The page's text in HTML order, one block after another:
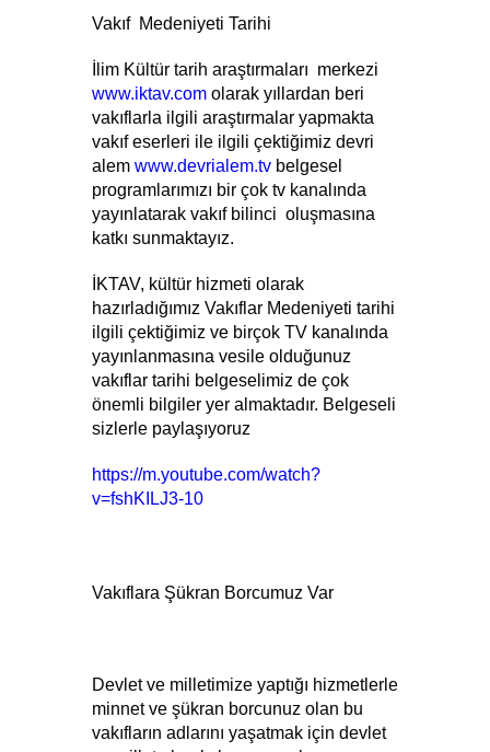
Vakıf  Medeniyeti Tarihi
www.iktav.com olarak yıllardan beri
vakıflarla ilgili araştırmalar yapmakta
vakıf eserleri ile ilgili çektiğimiz devri
alem www.devrialem.tv belgesel
programlarımızı bir çok tv kanalında
yayınlatarak vakıf bilinci  oluşmasına
katkı sunmaktayız.
İKTAV, kültür hizmeti olarak
hazırladığımız Vakıflar Medeniyeti tarihi
ilgili çektiğimiz ve birçok TV kanalında
yayınlanmasına vesile olduğunuz
vakıflar tarihi belgeselimiz de çok
önemli bilgiler yer almaktadır. Belgeseli
sizlerle paylaşıyoruz
https://m.youtube.com/watch?
v=fshKILJ3-10
Vakıflara Şükran Borcumuz Var
Devlet ve milletimize yaptığı hizmetlerle
minnet ve şükran borcunuz olan bu
vakıfların adlarını yaşatmak için devlet